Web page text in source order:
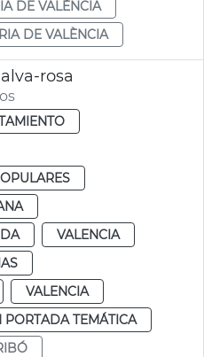
DE VALÈNCIA
DE VALÈNCIA
rosa
VALENCIA
VALENCIA
PORTADA TEMÁTICA